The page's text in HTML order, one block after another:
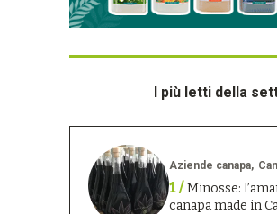
I più letti della
Aziende canapa
1 /Minosse:
canapa made in